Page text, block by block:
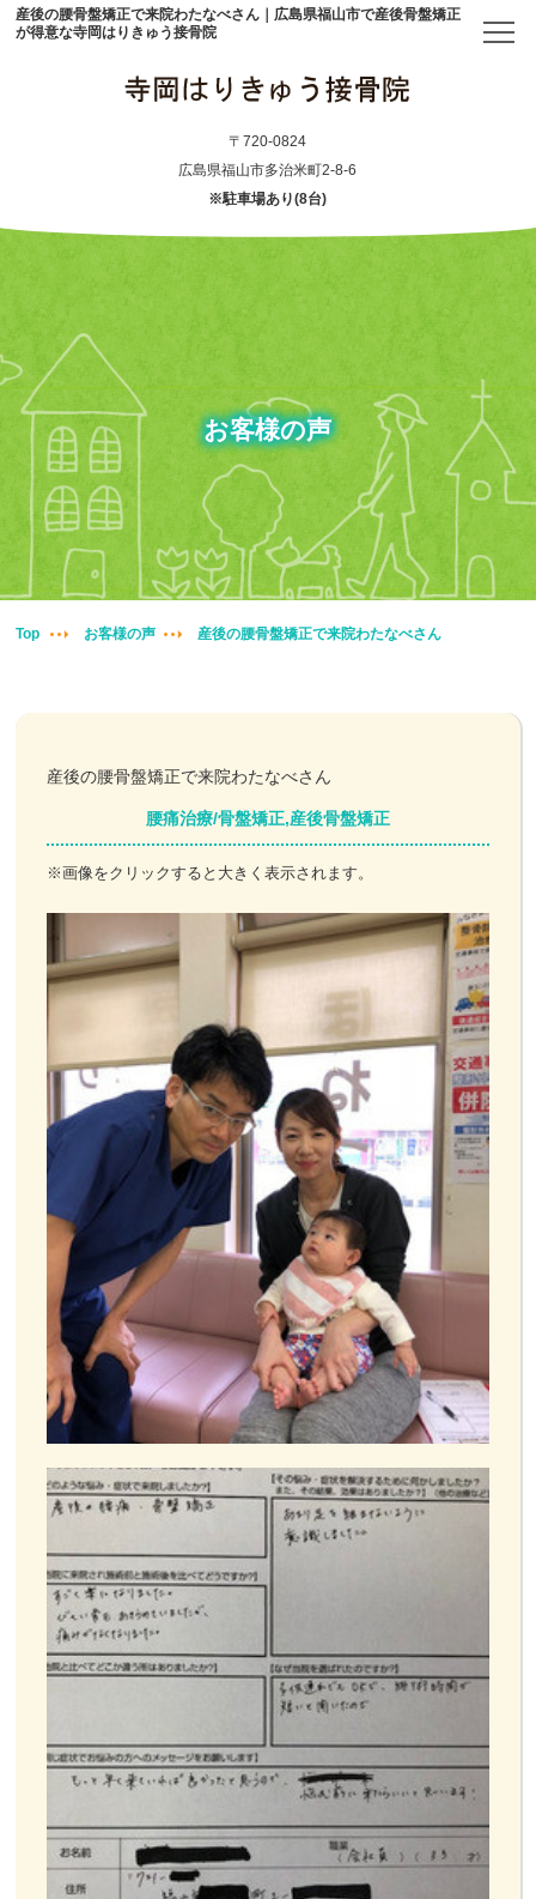
産後の腰骨盤矯正で来院わたなべさん｜広島県福山市で産後骨盤矯正
が得意な寺岡はりきゅう接骨院
〒720-0824
広島県福山市多治米町2-8-6
※駐車場あり(8台)
初めての方へ
アクセス
メニュー・料金表
産後骨盤矯正
妊婦整体
鍼・灸・小児鍼
冷え性改善
特殊電気施術
訪問鍼灸
ニュース＆ブログ
お客様の声
お問い合わせ
お客様の声
Top お客様の声 産後の腰骨盤矯正で来院わたなべさん
産後の腰骨盤矯正で来院わたなべさん
腰痛治療/骨盤矯正,産後骨盤矯正
※画像をクリックすると大きく表示されます。